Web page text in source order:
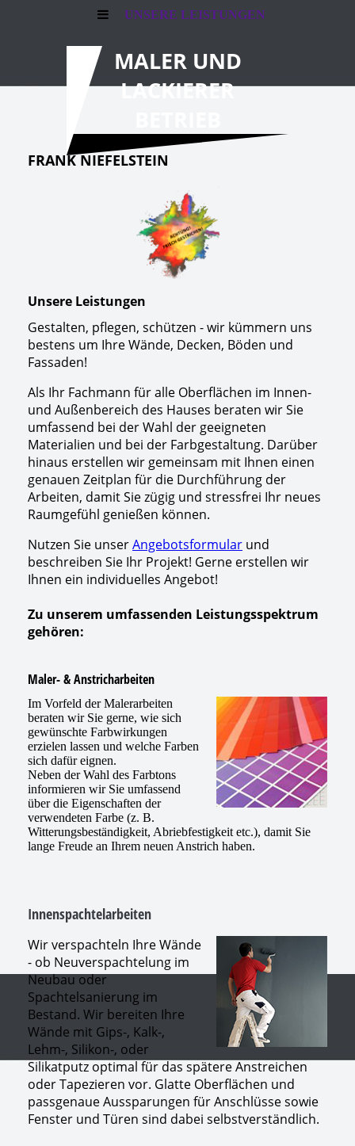
UNSERE LEISTUNGEN
MALER UND
LACKIERER
FRANK NIEFELSTEIN
Unsere Leistungen
Gestalten, pflegen, schützen - wir kümmern uns
bestens um Ihre Wände, Decken, Böden und
Fassaden!
Als Ihr Fachmann für alle Oberflächen im Innen-
und Außenbereich des Hauses beraten wir Sie
umfassend bei der Wahl der geeigneten
Materialien und bei der Farbgestaltung. Darüber
hinaus erstellen wir gemeinsam mit Ihnen einen
genauen Zeitplan für die Durchführung der
Arbeiten, damit Sie zügig und stressfrei Ihr neues
Raumgefühl genießen können.
Nutzen Sie unserAngebotsformular und
beschreiben Sie Ihr Projekt! Gerne erstellen wir
Ihnen ein individuelles Angebot!
Zu unserem umfassenden Leistungsspektrum
gehören:
Maler- & Anstricharbeiten
Im Vorfeld der Malerarbeiten
beraten wir Sie gerne, wie sich
gewünschte Farbwirkungen
erzielen lassen und welche Farben
sich dafür eignen.
Neben der Wahl des Farbtons
informieren wir Sie umfassend
über die Eigenschaften der
verwendeten Farbe (z. B.
Witterungsbeständigkeit, Abriebfestigkeit etc.), damit Sie
lange Freude an Ihrem neuen Anstrich haben.
Innenspachtelarbeiten
Wir verspachteln Ihre Wände
- ob Neuverspachtelung im
Neubau oder
Spachtelsanierung im
Bestand. Wir bereiten Ihre
Wände mit Gips-, Kalk-,
Lehm-, Silikon-, oder
Silikatputz optimal für das spätere Anstreichen
oder Tapezieren vor. Glatte Oberflächen und
passgenaue Aussparungen für Anschlüsse sowie
Fenster und Türen sind dabei selbstverständlich.